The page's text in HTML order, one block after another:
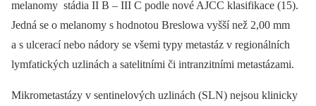
melanomy stádia II B –⁠ III C podle nové AJCC klasifikace (15).
Jedná se o melanomy s hodnotou Breslowa vyšší než 2,00 mm
a s ulcerací nebo nádory se všemi typy metastáz v regionálních
lymfatických uzlinách a satelitními či intranzitními metastázami.
Mikrometastázy v sentinelových uzlinách (SLN) nejsou klinicky